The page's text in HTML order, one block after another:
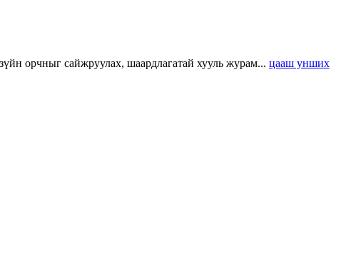
орчныг сайжруулах, шаардлагатай хууль журам... цааш унших